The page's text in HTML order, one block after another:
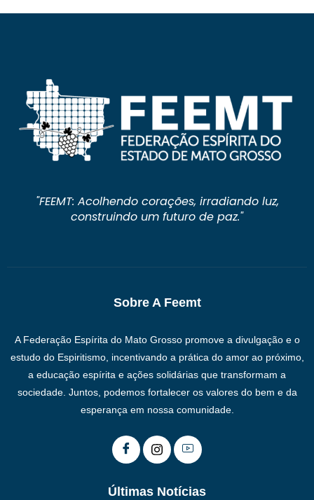
"FEEMT: Acolhendo corações, irradiando luz,
construindo um futuro de paz."
Sobre A Feemt
A Federação Espírita do Mato Grosso promove a divulgação e o
estudo do Espiritismo, incentivando a prática do amor ao próximo,
a educação espírita e ações solidárias que transformam a
sociedade. Juntos, podemos fortalecer os valores do bem e da
esperança em nossa comunidade.
Últimas Notícias